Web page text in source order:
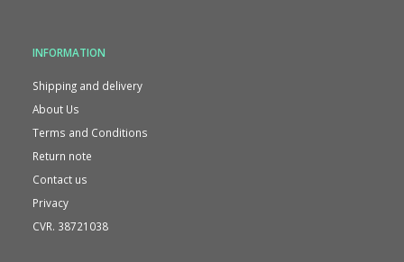
INFORMATION
Shipping and delivery
About Us
Terms and Conditions
Return note
Contact us
Privacy
CVR. 38721038